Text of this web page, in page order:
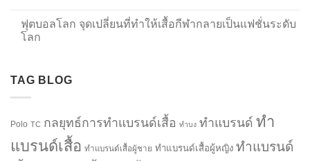
ฟุตบอลโลก จุดเปลี่ยนที่ทำให้เสื้อกีฬากลายเป็นแฟชั่นระดับ
โลก
TAG BLOG
Polo TC กลยุทธ์การทำแบรนด์เสื้อ ทำบง ทำแบรนด์ ทำ
แบรนด์เสื้อ ทำแบรนด์เสื้อผู้ชาย ทำแบรนด์เสื้อผู้หญิง ทำแบรนด์